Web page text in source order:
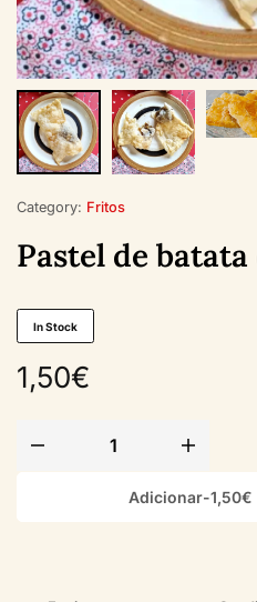
Category: Fritos
Pastel de batata
In Stock
1,50€
Adicionar-1,50€